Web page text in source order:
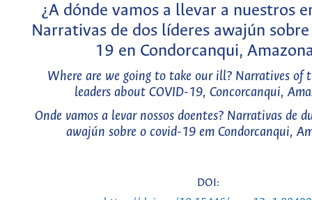
¿A dónde vamos a llevar a nuestros
Narrativas de dos líderes awajún
19 en Condorcanqui,
Where are we going to take our ill? Narratives of
leaders about COVID-19, Concorcanqui,
Onde vamos a levar nossos doentes? Narrativas de
awajún sobre o covid-19 em Condorcanqui,
DOI: